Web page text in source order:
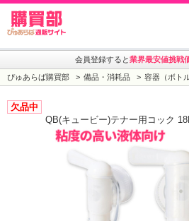
会員登録すると業界最安値挑戦
ぴゅあらば購買部 備品・消耗品 容器（ボト
欠品中
QB(キュービー)テナー用コック